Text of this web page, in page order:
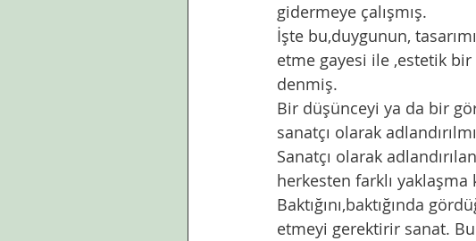
gidermeye çalışmış.
İşte bu,duygunun,
etme gayesi ile ,estetik
denmiş.
Bir düşünceyi ya da bir
sanatçı olarak
Sanatçı olarak
herkesten farklı
Baktığını,baktığında
etmeyi gerektirir sanat.